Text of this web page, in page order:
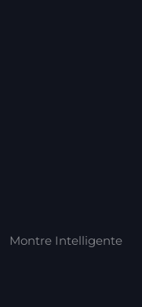
Montre Intelligente